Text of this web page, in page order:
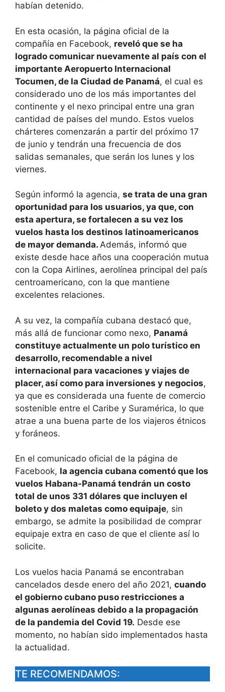
habían detenido.
En esta ocasión, la página oficial de la
compañía en Facebook, reveló que se ha
logrado comunicar nuevamente al país con el
importante Aeropuerto Internacional
Tocumen, de la Ciudad de Panamá, el cual es
considerado uno de los más importantes del
continente y el nexo principal entre una gran
cantidad de países del mundo. Estos vuelos
chárteres comenzarán a partir del próximo 17
de junio y tendrán una frecuencia de dos
salidas semanales, que serán los lunes y los
viernes.
Según informó la agencia, se trata de una gran
oportunidad para los usuarios, ya que, con
esta apertura, se fortalecen a su vez los
vuelos hasta los destinos latinoamericanos
de mayor demanda. Además, informó que
existe desde hace años una cooperación mutua
con la Copa Airlines, aerolínea principal del país
centroamericano, con la que mantiene
excelentes relaciones.
A su vez, la compañía cubana destacó que,
más allá de funcionar como nexo, Panamá
constituye actualmente un polo turístico en
desarrollo, recomendable a nivel
internacional para vacaciones y viajes de
placer, así como para inversiones y negocios,
ya que es considerada una fuente de comercio
sostenible entre el Caribe y Suramérica, lo que
atrae a una buena parte de los viajeros étnicos
y foráneos.
En el comunicado oficial de la página de
Facebook, la agencia cubana comentó que los
vuelos Habana-Panamá tendrán un costo
total de unos 331 dólares que incluyen el
boleto y dos maletas como equipaje, sin
embargo, se admite la posibilidad de comprar
equipaje extra en caso de que el cliente así lo
solicite.
Los vuelos hacia Panamá se encontraban
cancelados desde enero del año 2021, cuando
el gobierno cubano puso restricciones a
algunas aerolíneas debido a la propagación
de la pandemia del Covid 19. Desde ese
momento, no habían sido implementados hasta
la actualidad.
TE RECOMENDAMOS: